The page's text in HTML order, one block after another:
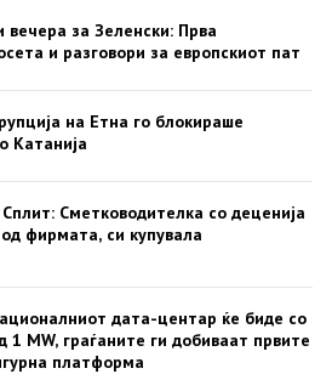
вечера за Зеленски: Прва
и разговори за европскиот пат
на Етна го блокираше
Катанија
Сметководителка со деценија
фирмата, си купувала
дата-центар ќе биде со
1 MW, граѓаните ги добиваат првите
платформа